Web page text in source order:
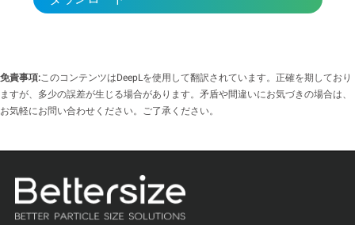
免責事項:このコンテンツはDeepLを使用して翻訳されています。正確を期しており
ますが、多少の誤差が生じる場合があります。矛盾や間違いにお気づきの場合は、
お気軽にお問い合わせください。ご了承ください。